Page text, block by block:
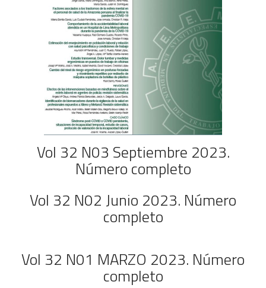
Vol 32 N03 Septiembre 2023.
Número completo
Vol 32 N02 Junio 2023. Número
completo
Vol 32 N01 MARZO 2023. Número
completo